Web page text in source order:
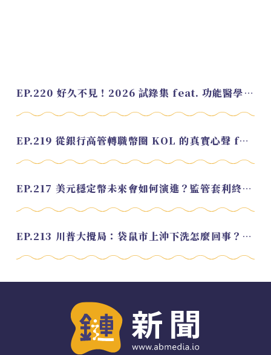
EP.220 好久不見！2026 試錄集 feat. 功能醫學營養師 美寶
EP.219 從銀行高管轉職幣圈 KOL 的真實心聲 feat.龜大
EP.217 美元穩定幣未來會如何演進？監管套利終將收斂？feat. 研究員 余哲安
EP.213 川普大攪局：袋鼠市上沖下洗怎麼回事？feat. Alvin